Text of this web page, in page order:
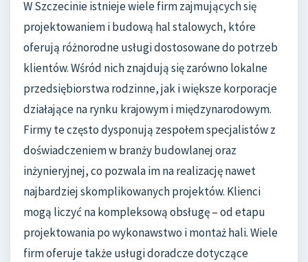
W Szczecinie istnieje wiele firm zajmujących się
projektowaniem i budową hal stalowych, które
oferują różnorodne usługi dostosowane do potrzeb
klientów. Wśród nich znajdują się zarówno lokalne
przedsiębiorstwa rodzinne, jak i większe korporacje
działające na rynku krajowym i międzynarodowym.
Firmy te często dysponują zespołem specjalistów z
doświadczeniem w branży budowlanej oraz
inżynieryjnej, co pozwala im na realizację nawet
najbardziej skomplikowanych projektów. Klienci
mogą liczyć na kompleksową obsługę – od etapu
projektowania po wykonawstwo i montaż hali. Wiele
firm oferuje także usługi doradcze dotyczące